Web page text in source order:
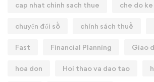
cap nhat chinh sach thue che do
chuyển đổi số chính sách thuế
Fast Financial Planning Giao
hoa don Hoi thao va dao tao